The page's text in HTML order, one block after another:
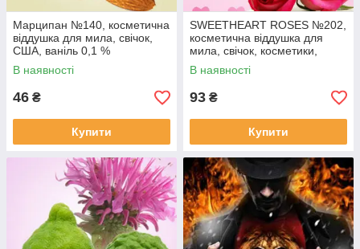
Марципан №140, косметична
віддушка для мила, свічок,
США, ваніль 0,1 %
В наявності
46 ₴
Купити
SWEETHEART ROSES №202,
косметична віддушка для
мила, свічок, косметики,
США, ваніль 0,1 %
В наявності
93 ₴
Купити